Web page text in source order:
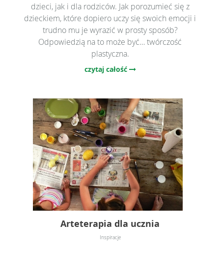
dzieci, jak i dla rodziców. Jak porozumieć się z
dzieckiem, które dopiero uczy się swoich emocji i
trudno mu je wyrazić w prosty sposób?
Odpowiedzią na to może być… twórczość
plastyczna.
czytaj całość
Arteterapia dla ucznia
Inspiracje